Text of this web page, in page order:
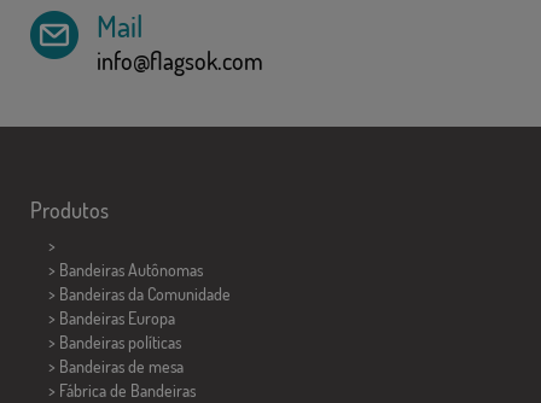
Mail
info@flagsok.com
Produtos
>
> Bandeiras Autônomas
> Bandeiras da Comunidade
> Bandeiras Europa
> Bandeiras políticas
> Bandeiras de mesa
> Fábrica de Bandeiras